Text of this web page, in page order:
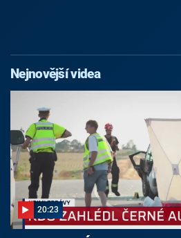
Nejnovější videa
20:23